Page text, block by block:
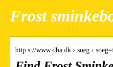
Frost
http s://www.dba.dk › soeg ›